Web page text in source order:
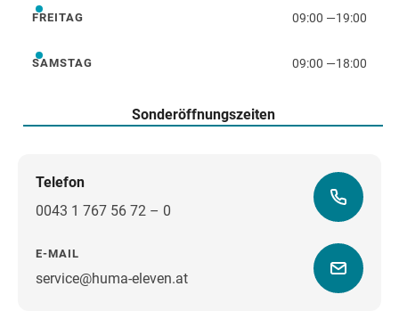
Freitag
FREITAG 09:00 —19:00
Samstag
SAMSTAG 09:00 —18:00
Sonderöffnungszeiten
Telefon
0043 1 767 56 72 – 0
E-MAIL
service@huma-eleven.atWegbeschreibung